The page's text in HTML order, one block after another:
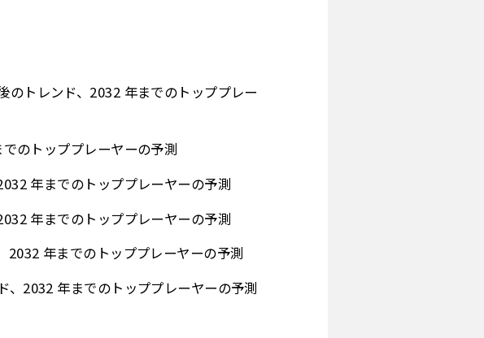
のトレンド、2032 年までのトッププレー
のトッププレーヤーの予測
年までのトッププレーヤーの予測
年までのトッププレーヤーの予測
2032 年までのトッププレーヤーの予測
、2032 年までのトッププレーヤーの予測